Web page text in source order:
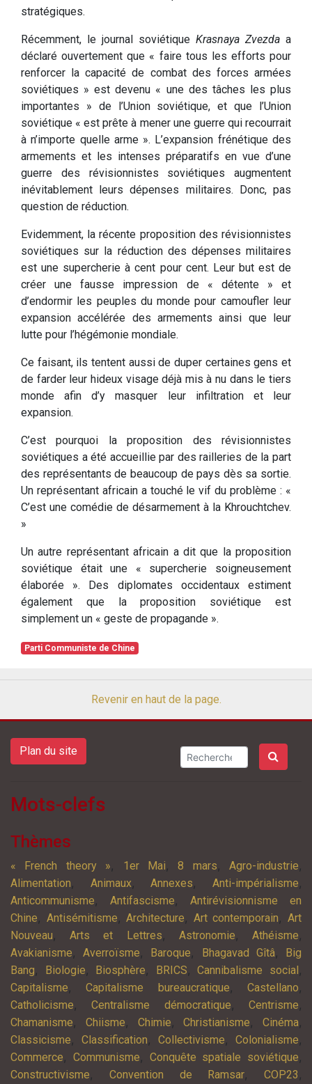
stratégiques.
Récemment, le journal soviétique Krasnaya Zvezda a
déclaré ouvertement que « faire tous les efforts pour
renforcer la capacité de combat des forces armées
soviétiques » est devenu « une des tâches les plus
importantes » de l’Union soviétique, et que l’Union
soviétique « est prête à mener une guerre qui recourrait
à n’importe quelle arme ». L’expansion frénétique des
armements et les intenses préparatifs en vue d’une
guerre des révisionnistes soviétiques augmentent
inévitablement leurs dépenses militaires. Donc, pas
question de réduction.
Evidemment, la récente proposition des révisionnistes
soviétiques sur la réduction des dépenses militaires
est une supercherie à cent pour cent. Leur but est de
créer une fausse impression de « détente » et
d’endormir les peuples du monde pour camoufler leur
expansion accélérée des armements ainsi que leur
lutte pour l’hégémonie mondiale.
Ce faisant, ils tentent aussi de duper certaines gens et
de farder leur hideux visage déjà mis à nu dans le tiers
monde afin d’y masquer leur infiltration et leur
expansion.
C’est pourquoi la proposition des révisionnistes
soviétiques a été accueillie par des railleries de la part
des représentants de beaucoup de pays dès sa sortie.
Un représentant africain a touché le vif du problème : «
C’est une comédie de désarmement à la Khrouchtchev.
»
Un autre représentant africain a dit que la proposition
soviétique était une « supercherie soigneusement
élaborée ». Des diplomates occidentaux estiment
également que la proposition soviétique est
simplement un « geste de propagande ».
Parti Communiste de Chine
Revenir en haut de la page.
Plan du site
Mots-clefs
Thèmes
« French theory », 1er Mai,8 mars, Agro-industrie,
Alimentation, Animaux,Annexes,Anti-impérialisme,
Anticommunisme, Antifascisme, Antirévisionnisme en
Chine, Antisémitisme,Architecture, Art contemporain,Art
Nouveau,Arts et Lettres, Astronomie,Athéisme,
Avakianisme,Averroïsme, Baroque, Bhagavad Gîtâ,
Big
Bang, Biologie, Biosphère, BRICS,Cannibalisme social ,
Capitalisme,Capitalisme bureaucratique,Castellano,
Catholicisme,Centralisme démocratique,Centrisme,
Chamanisme, Chiisme, Chimie,Christianisme, Cinéma,
Classicisme, Classification, Collectivisme, Colonialisme,
Commerce, Communisme, Conquête spatiale soviétique,
Constructivisme, Convention de Ramsar, COP23 ,